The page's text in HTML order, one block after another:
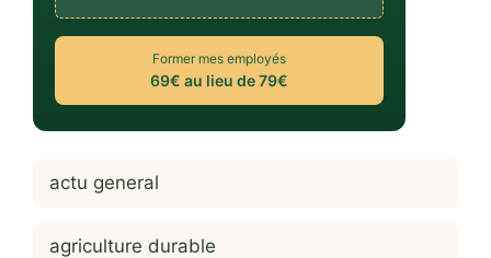
Former mes employés
69€ au lieu de 79€
actu general
agriculture durable